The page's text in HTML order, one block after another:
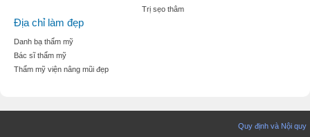
Trị sẹo thâm
Địa chỉ làm đẹp
Danh bạ thẩm mỹ
Bác sĩ thẩm mỹ
Thẩm mỹ viện nâng mũi đẹp
Quy định và Nội quy